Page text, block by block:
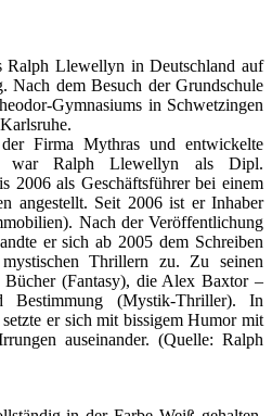
Llewellyn in Deutschland auf
Nach dem Besuch der Grundschule
Gymnasiums in Schwetzingen
Firma Mythras und entwickelte
war Ralph Llewellyn als Dipl.
2006 als Geschäftsführer bei einem
angestellt. Seit 2006 ist er Inhaber
Nach der Veröffentlichung
er sich ab 2005 dem Schreiben
Thrillern zu. Zu seinen
(Fantasy), die Alex Baxtor –
Bestimmung (Mystik-Thriller). In
er sich mit bissigem Humor mit
auseinander. (Quelle: Ralph